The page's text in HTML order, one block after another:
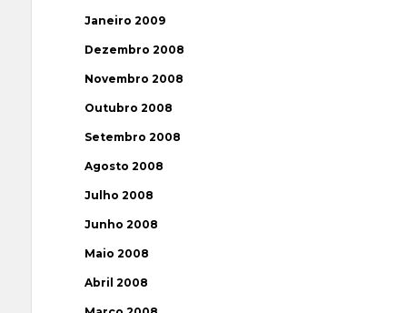
Janeiro 2009
Dezembro 2008
Novembro 2008
Outubro 2008
Setembro 2008
Agosto 2008
Julho 2008
Junho 2008
Maio 2008
Abril 2008